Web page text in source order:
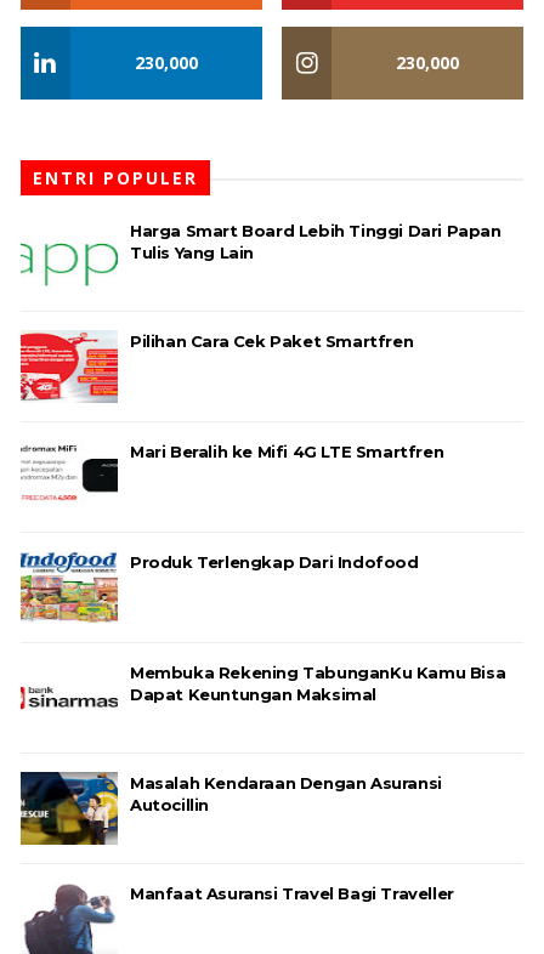
230,000 230,000
ENTRI POPULER
Harga Smart Board Lebih Tinggi Dari Papan
Tulis Yang Lain
Pilihan Cara Cek Paket Smartfren
Mari Beralih ke Mifi 4G LTE Smartfren
Produk Terlengkap Dari Indofood
Membuka Rekening TabunganKu Kamu Bisa
Dapat Keuntungan Maksimal
Masalah Kendaraan Dengan Asuransi
Autocillin
Manfaat Asuransi Travel Bagi Traveller